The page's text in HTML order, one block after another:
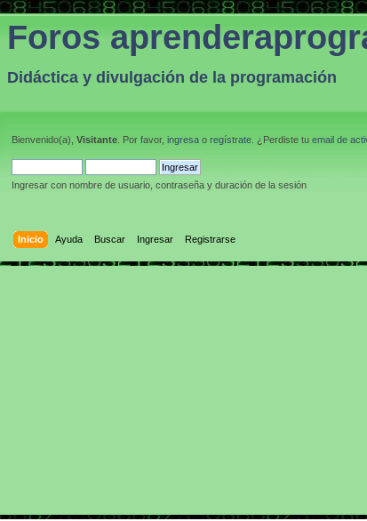
Foros
Didáctica y divulgación de la programación
Bienvenido(a), Visitante . Por favor, ingresa o regístrate . ¿Perdiste tu email de
Ingresar con nombre de usuario, contraseña y duración de la sesión
Inicio Ayuda Buscar Ingresar Registrarse